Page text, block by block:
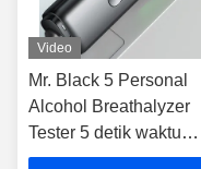
Video
Mr. Black 5 Personal
Alcohol Breathalyzer
Tester 5 detik waktu
respons dengan alarm